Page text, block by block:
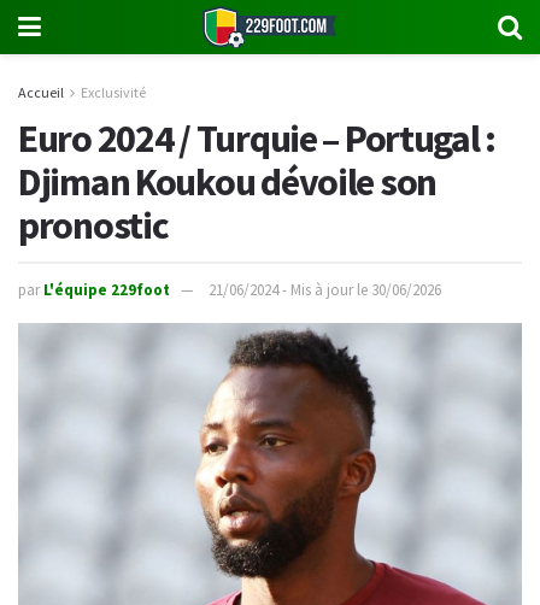
Accueil Exclusivité
Euro 2024 / Turquie – Portugal :
Djiman Koukou dévoile son
pronostic
par L'équipe 229foot 21/06/2024 - Mis à jour le 30/06/2026